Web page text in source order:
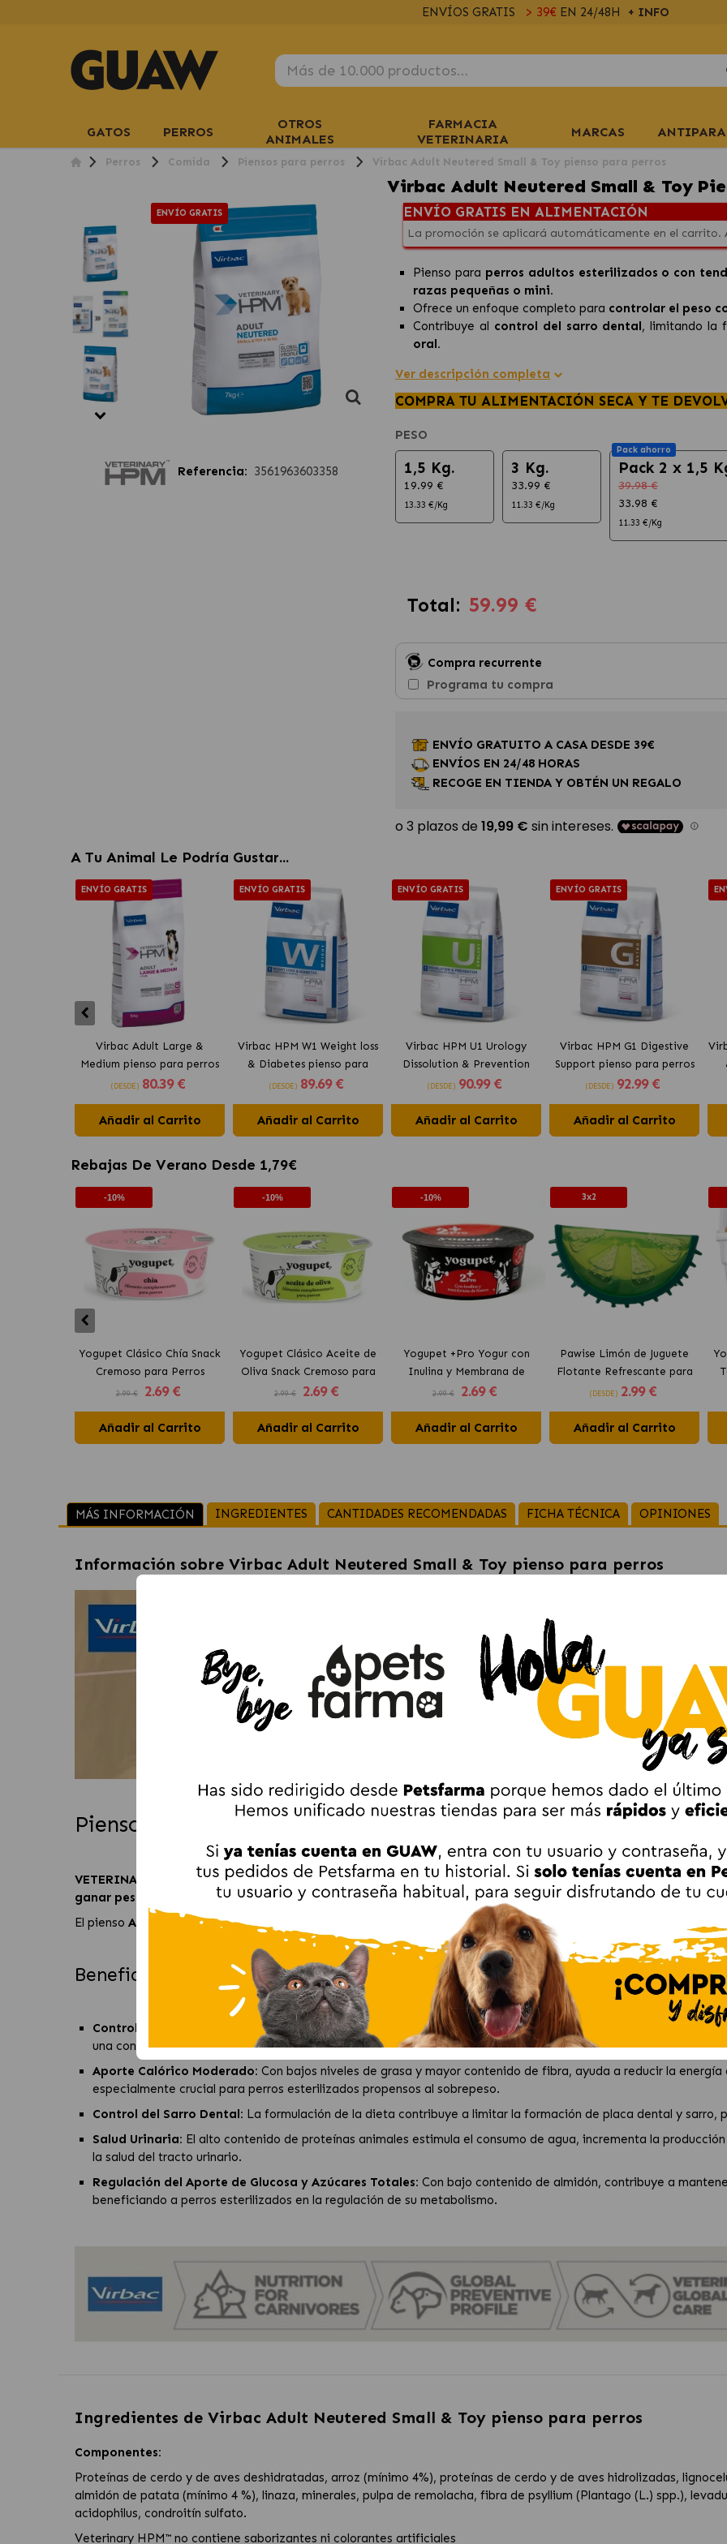
ENVÍOS GRATIS > 39€EN 24/48H + INFO
GATOS PERROS
OTROS
ANIMALES
FARMACIA
VETERINARIA
MARCAS
Perros Comida Piensos para perros Virbac Adult Neutered Small & Toy pienso para perros
Virbac Adult Neutered Small & Toy
ENVÍO GRATIS
Referencia: 3561963603358
ENVÍO GRATIS EN ALIMENTACIÓN
La promoción se aplicará automáticamente en el carrito.
Pienso para perros adultos esterilizados o con
razas pequeñas o mini.
Ofrece un enfoque completo para controlar el peso
Contribuye al control del sarro dental, limitando la
oral.
Ver descripción completa
COMPRA TU ALIMENTACIÓN SECA Y TE
PESO
1,5 Kg.
19.99 €
13.33 €/Kg
3 Kg.
33.99 €
11.33 €/Kg
Pack ahorro
Pack 2 x 1,5
39.98 €
33.98 €
11.33 €/Kg
Total: 59.99 €
Compra recurrente
Programa tu compra
ENVÍO GRATUITO A CASA DESDE 39€
ENVÍOS EN 24/48 HORAS
RECOGE EN TIENDA Y OBTÉN UN REGALO
A Tu Animal Le Podría Gustar...
ENVÍO GRATIS
Virbac Adult Large &
Medium pienso para perros
(DESDE) 80.39 €
Añadir al Carrito
ENVÍO GRATIS
Virbac HPM W1 Weight loss
& Diabetes pienso para
perros
(DESDE) 89.69 €
Añadir al Carrito
ENVÍO GRATIS
Virbac HPM U1 Urology
Dissolution & Prevention
pienso para perros
(DESDE) 90.99 €
Añadir al Carrito
ENVÍO GRATIS
Virbac HPM G1 Digestive
Support pienso para perros
(DESDE) 92.99 €
Añadir al Carrito
Rebajas De Verano Desde 1,79€
-10%
Yogupet Clásico Chía Snack
Cremoso para Perros
2.99 € 2.69 €
Añadir al Carrito
-10%
Yogupet Clásico Aceite de
Oliva Snack Cremoso para
Perros
2.99 € 2.69 €
Añadir al Carrito
-10%
Yogupet +Pro Yogur con
Inulina y Membrana de
Huevo para Perros y Gatos
2.99 € 2.69 €
Añadir al Carrito
3x2
Pawise Limón de Juguete
Flotante Refrescante para
Perros 12 cm
(DESDE) 2.99 €
Añadir al Carrito
MÁS INFORMACIÓN INGREDIENTES CANTIDADES RECOMENDADAS FICHA TÉCNICA OPINIONES
Información sobre Virbac Adult Neutered Small & Toy pienso para perros
Pienso para perros Virbac HPM Adult Neutered Small & Toy:
VETERINARY HPM Adult Neutered Dog Small & Toy proporciona unaalimentación completadiseñada para
ganar peso
, específicamente para razas pequeñas y miniatura a partir de los 10 meses.
El pienso Adult Neutered Dog Small & Toy 34% de proteínas
Beneficios de Vibrac Adult Neutered Small & Toy:
Control del Peso Corporal
Diseñado para perros esterilizados, la dieta ofrece una proporción elevada de
una condición corporal óptima. La fibra adicional contribuye a la saciedad, y la L-carnitina limita la
Aporte Calórico Moderado: Con bajos niveles de grasa y mayor contenido de fibra, ayuda a reducir la
especialmente crucial para perros esterilizados propensos al sobrepeso.
Control del Sarro Dental: La formulación de la dieta contribuye a limitar la formación de placa dental y sarro,
Salud Urinaria: El alto contenido de proteínas animales estimula el consumo de agua, incrementa la
la salud del tracto urinario.
Regulación del Aporte de Glucosa y Azúcares Totales: Con bajo contenido de almidón, contribuye a
beneficiando a perros esterilizados en la regulación de su metabolismo.
Ingredientes de Virbac Adult Neutered Small & Toy pienso para perros
Componentes:
Proteínas de cerdo y de aves deshidratadas, arroz (mínimo 4%), proteínas de cerdo y de aves hidrolizadas,
almidón de patata (mínimo 4 %), linaza, minerales, pulpa de remolacha, fibra de psyllium (Plantago (L.) spp.),
acidophilus, condroitín sulfato.
Veterinary HPM™ no contiene saborizantes ni colorantes artificiales